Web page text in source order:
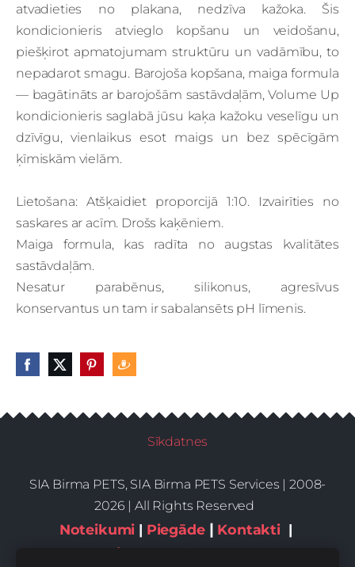
atvadieties no plakana, nedzīva kažoka. Šis
kondicionieris atvieglo kopšanu un veidošanu,
piešķirot apmatojumam struktūru un vadāmību, to
nepadarot smagu. Barojoša kopšana, maiga formula
— bagātināts ar barojošām sastāvdaļām, Volume Up
kondicionieris saglabā jūsu kaķa kažoku veselīgu un
dzīvīgu, vienlaikus esot maigs un bez spēcīgām
ķīmiskām vielām.
Lietošana: Atšķaidiet proporcijā 1:10. Izvairīties no
saskares ar acīm. Drošs kaķēniem.
Maiga formula, kas radīta no augstas kvalitātes
sastāvdaļām.
Nesatur parabēnus, silikonus, agresīvus
konservantus un tam ir sabalansēts pH līmenis.
Sīkdatnes
SIA Birma PETS, SIA Birma PETS Services | 2008-
2026 | All Rights Reserved
Noteikumi | Piegāde | Kontakti|
Privātums,sīkdatnes